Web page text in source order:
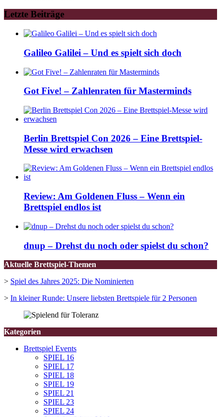
Letzte Beiträge
Galileo Galilei – Und es spielt sich doch
Got Five! – Zahlenraten für Masterminds
Berlin Brettspiel Con 2026 – Eine Brettspiel-
Messe wird erwachsen
Review: Am Goldenen Fluss – Wenn ein
Brettspiel endlos ist
dnup – Drehst du noch oder spielst du schon?
Aktuelle Brettspiel-Themen
> Spiel des Jahres 2025: Die Nominierten
> In kleiner Runde: Unsere liebsten Brettspiele für 2 Personen
Kategorien
Brettspiel Events
SPIEL 16
SPIEL 17
SPIEL 18
SPIEL 19
SPIEL 21
SPIEL 23
SPIEL 24